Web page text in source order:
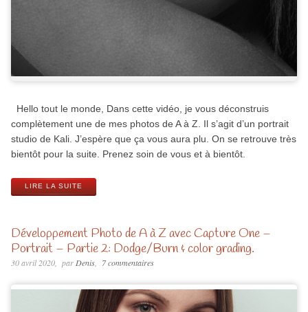
Hello tout le monde, Dans cette vidéo, je vous déconstruis
complètement une de mes photos de A à Z. Il s’agit d’un portrait
studio de Kali. J’espère que ça vous aura plu. On se retrouve très
bientôt pour la suite. Prenez soin de vous et à bientôt.
LIRE LA SUITE
Développement Photo de A à Z avec Capture One –
Portrait – Partie 2: Dodge/Burn & color grading.
30 avril 2020 par Denis 7 commentaires